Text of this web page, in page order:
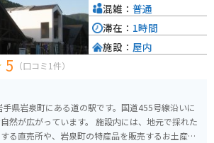
5 （口コミ1件）
県岩泉町にある道の駅です。国道455号線沿いに
ます。 施設内には、地元で採れた
る直売所や、岩泉町の特産品を販売するお土産コ
混雑： 普通
滞在： 1時間
施設： 屋内